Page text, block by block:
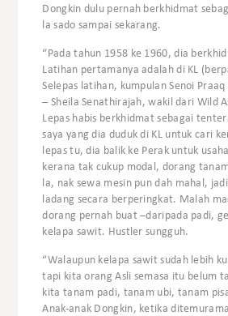
Dongkin dulu pernah berkhidmat
la sado sampai sekarang.
“Pada tahun 1958 ke 1960, dia
Latihan pertamanya adalah di KL
Selepas latihan, kumpulan Senoi
– Sheila Senathirajah, wakil dari Wild
Lepas habis berkhidmat sebagai
saya yang dia duduk di KL untuk cari
lepas tu, dia balik ke Perak untuk
kerana tak cukup modal, dorang
la, nak sewa mesin pun dah mahal,
ladang secara berperingkat. Malah
dorang pernah buat –daripada padi,
kelapa sawit. Hustler sungguh.
“Walaupun kelapa sawit sudah lebih
tapi kita orang Asli semasa itu belum
kita tanam padi, tanam ubi, tanam
Anak-anak Dongkin, ketika